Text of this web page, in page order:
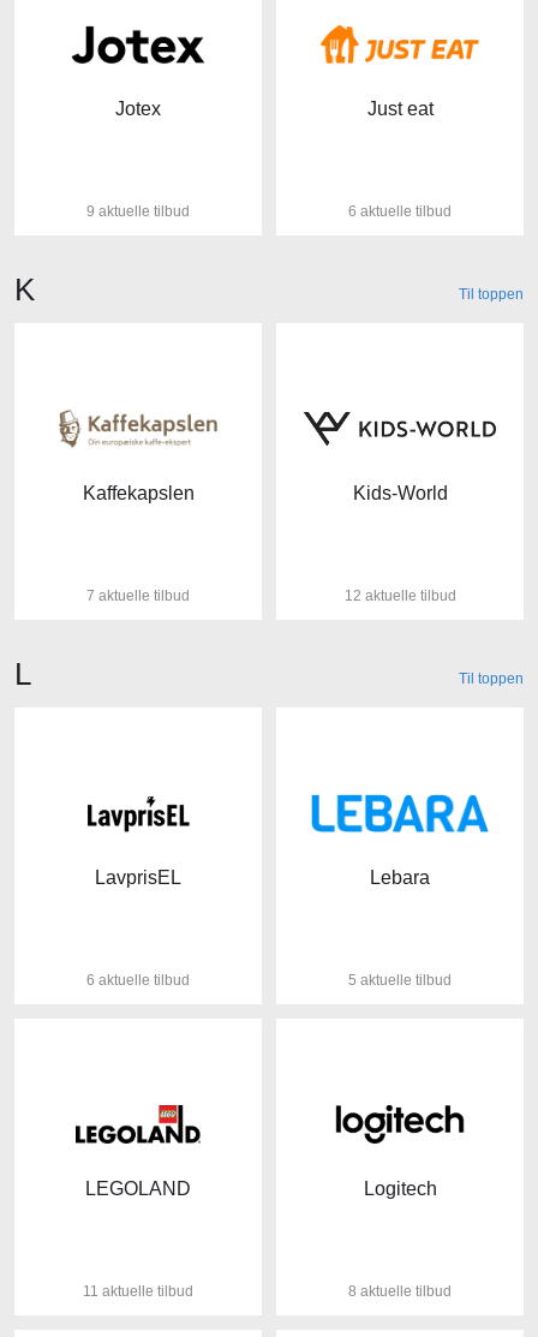
Jotex
9 aktuelle tilbud
Just eat
6 aktuelle tilbud
Butikker der starter med bogstavet
K Til toppen
Kaffekapslen
7 aktuelle tilbud
Kids-World
12 aktuelle tilbud
Butikker der starter med bogstavet
L Til toppen
LavprisEL
6 aktuelle tilbud
Lebara
5 aktuelle tilbud
LEGOLAND
11 aktuelle tilbud
Logitech
8 aktuelle tilbud